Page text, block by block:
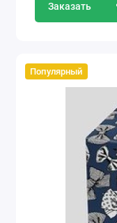
Заказать
Популярный